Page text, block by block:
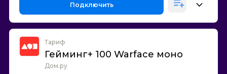
Подключить
Тариф
Гейминг+ 100 Warface моно
Дом.ру